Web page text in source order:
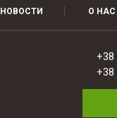
НОВОСТИ О НАС
+38
+38